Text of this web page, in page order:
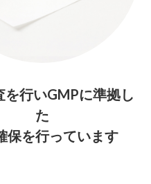
を行いGMPに準拠し
た
保を行っています